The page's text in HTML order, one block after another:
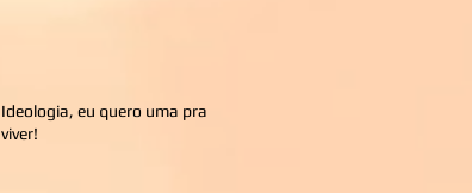
Ideologia, eu quero uma pra
viver!